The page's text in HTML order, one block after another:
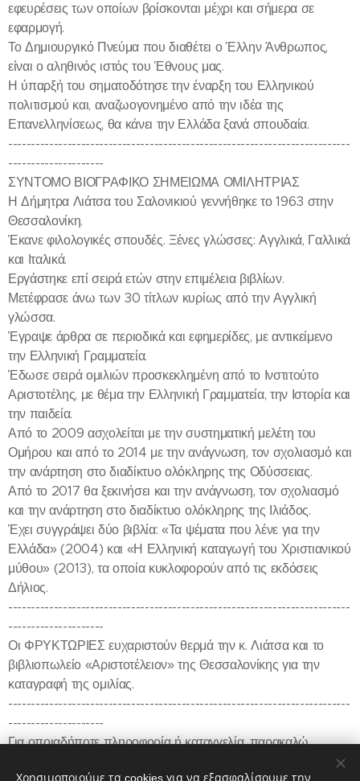
εφευρέσεις των οποίων βρίσκονται μέχρι και σήμερα σε
εφαρμογή.
Το Δημιουργικό Πνεύμα που διαθέτει ο Έλλην Άνθρωπος,
είναι ο αληθινός ιστός του Έθνους μας.
Η ύπαρξή του σηματοδότησε την έναρξη του Ελληνικού
πολιτισμού και, αναζωογονημένο από την ιδέα της
Επανελληνίσεως, θα κάνει την Ελλάδα ξανά σπουδαία.
---------------------------------------------------------------------------
---------------------
ΣΥΝΤΟΜΟ ΒΙΟΓΡΑΦΙΚΟ ΣΗΜΕΙΩΜΑ ΟΜΙΛΗΤΡΙΑΣ
Η Δήμητρα Λιάτσα του Σαλονικιού γεννήθηκε το 1963 στην
Θεσσαλονίκη.
Έκανε φιλολογικές σπουδές. Ξένες γλώσσες: Αγγλικά, Γαλλικά
και Ιταλικά.
Εργάστηκε επί σειρά ετών στην επιμέλεια βιβλίων.
Μετέφρασε άνω των 30 τίτλων κυρίως από την Αγγλική
γλώσσα.
Έγραψε άρθρα σε περιοδικά και εφημερίδες, με αντικείμενο
την Ελληνική Γραμματεία.
Έδωσε σειρά ομιλιών προσκεκλημένη από το Ινστιτούτο
Αριστοτέλης, με θέμα την Ελληνική Γραμματεία, την Ιστορία και
την παιδεία.
Από το 2009 ασχολείται με την συστηματική μελέτη του
Ομήρου και από το 2014 με την ανάγνωση, τον σχολιασμό και
την ανάρτηση στο διαδίκτυο ολόκληρης της Οδύσσειας.
Από το 2017 θα ξεκινήσει και την ανάγνωση, τον σχολιασμό
και την ανάρτηση στο διαδίκτυο ολόκληρης της Ιλιάδος.
Έχει συγγράψει δύο βιβλία: «Τα ψέματα που λένε για την
Ελλάδα» (2004) και «Η Ελληνική καταγωγή του Χριστιανικού
μύθου» (2013), τα οποία κυκλοφορούν από τις εκδόσεις
Δήλιος.
---------------------------------------------------------------------------
---------------------
Οι ΦΡΥΚΤΩΡΙΕΣ ευχαριστούν θερμά την κ. Λιάτσα και το
βιβλιοπωλείο «Αριστοτέλειον» της Θεσσαλονίκης για την
καταγραφή της ομιλίας.
---------------------------------------------------------------------------
---------------------
Για οποιαδήποτε πληροφορία ή καταγγελία, παρακαλώ,
Χρησιμοποιούμε τα cookies για να εξασφαλίσουμε την